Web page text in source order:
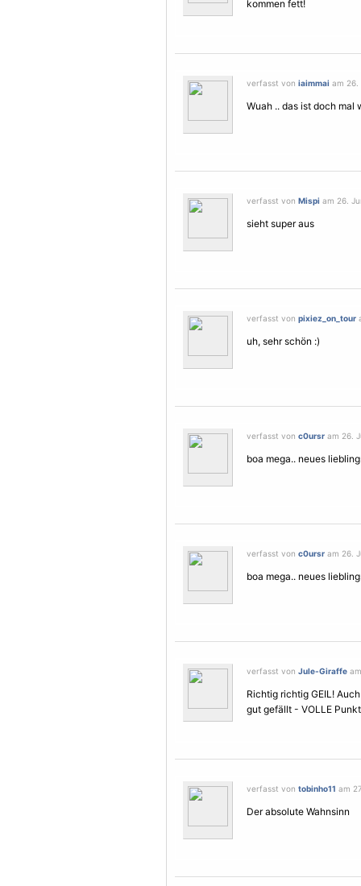
kommen fett!
verfasst von iaimmai am 26.
Wuah .. das ist doch mal
verfasst von Mispi am 26.
sieht super aus
verfasst von pixiez_on_tour
uh, sehr schön :)
verfasst von c0ursr am 26.
boa mega.. neues
verfasst von c0ursr am 26.
boa mega.. neues
verfasst von Jule-Giraffe
Richtig richtig GEIL!
gut gefällt - VOLLE
verfasst von tobinho11 am
Der absolute Wahnsinn